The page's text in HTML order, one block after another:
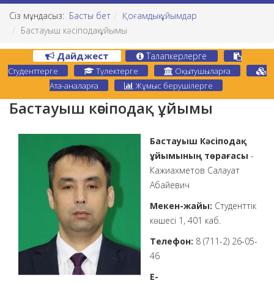
Сіз мұндасыз: Басты бет
Қоғамдық ұйымдар
Бастауыш кәсіподақ ұйымы
Дайджест Талапкерлерге
Студенттерге Түлектерге
Оқытушыларға
Ата-аналарға
Жұмыс берушілерге
Бастауыш кәсіподақ ұйымы
Бастауыш Кәсіподақ
ұйымының төрағасы -
Кажиахметов Салауат
Абайевич
Мекен-жайы: Студенттік
көшесі 1, 401 каб.
Телефон: 8 (711-2) 26-05-
46
E-